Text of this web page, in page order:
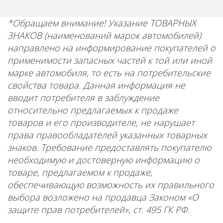
*Обращаем внимание! Указание ТОВАРНЫХ
ЗНАКОВ (наименований марок автомобилей)
направлено на информирование покупателей о
применимости запасных частей к той или иной
марке автомобиля, то есть на потребительские
свойства товара. Данная информация не
вводит потребителя в заблуждение
относительно предлагаемых к продаже
товаров и его производителе, не нарушает
права правообладателей указанных товарных
знаков. Требование предоставлять покупателю
необходимую и достоверную информацию о
товаре, предлагаемом к продаже,
обеспечивающую возможность их правильного
выбора возложено на продавца Законом «О
защите прав потребителей», ст. 495 ГК РФ.